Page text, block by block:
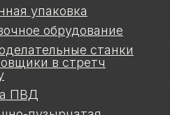
упаковка
обрудование
станки
в стретч
ПВД